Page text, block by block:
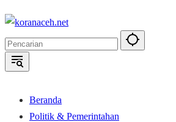
Langsung
konten
Beranda
Politik & Pemerintahan